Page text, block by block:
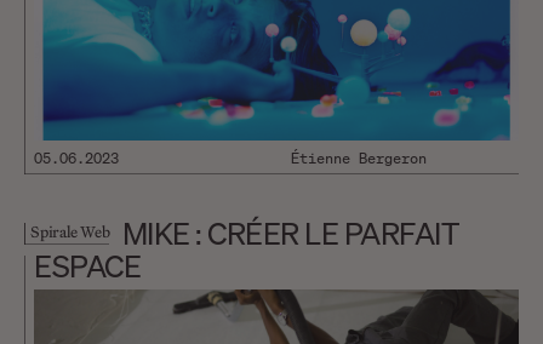
05.06.2023 Étienne Bergeron
Spirale Web
MIKE : CRÉER LE PARFAIT
ESPACE